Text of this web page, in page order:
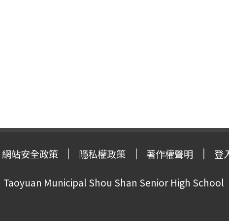
網站安全政策 隱私權政策 著作權聲明 登
Taoyuan Municipal Shou Shan Senior High School